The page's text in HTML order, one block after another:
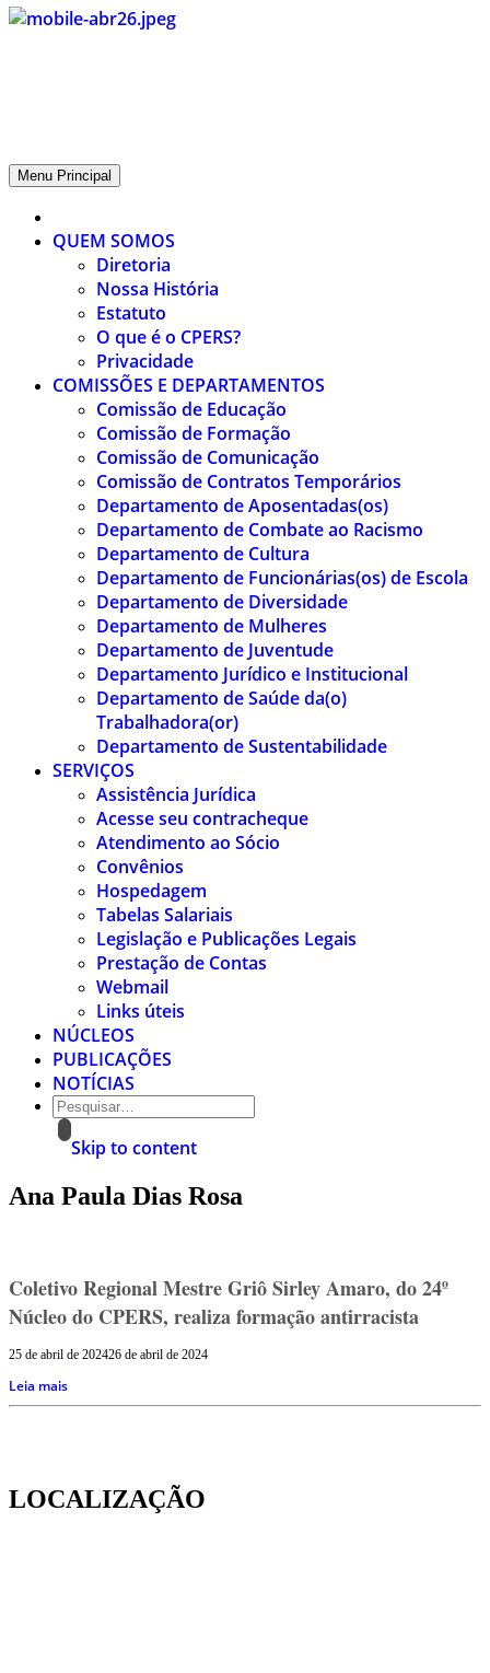
CPERS – Sindicato
CPERS – Sindicato dos Professores e Funcionários de escola do
Menu Principal
QUEM SOMOS
Diretoria
Nossa História
Estatuto
O que é o CPERS?
Privacidade
COMISSÕES E DEPARTAMENTOS
Comissão de Educação
Comissão de Formação
Comissão de Comunicação
Comissão de Contratos Temporários
Departamento de Aposentadas(os)
Departamento de Combate ao Racismo
Departamento de Cultura
Departamento de Funcionárias(os) de Escola
Departamento de Diversidade
Departamento de Mulheres
Departamento de Juventude
Departamento Jurídico e Institucional
Departamento de Saúde da(o)
Trabalhadora(or)
Departamento de Sustentabilidade
SERVIÇOS
Assistência Jurídica
Acesse seu contracheque
Atendimento ao Sócio
Convênios
Hospedagem
Tabelas Salariais
Legislação e Publicações Legais
Prestação de Contas
Webmail
Links úteis
NÚCLEOS
PUBLICAÇÕES
NOTÍCIAS
Skip to content
Ana Paula Dias Rosa
Coletivo Regional Mestre Griô Sirley Amaro, do 24º
Núcleo do CPERS, realiza formação antirracista
25 de abril de 202426 de abril de 2024
Leia mais
LOCALIZAÇÃO